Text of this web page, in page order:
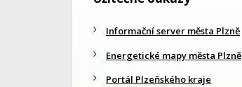
Informační server města Plzně
Energetické mapy města Plzně
Portál Plzeňského kraje